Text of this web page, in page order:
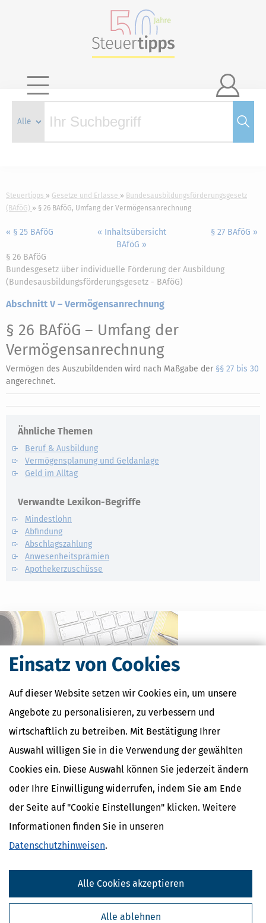
Einsatz von Cookies
Auf dieser Website setzen wir Cookies ein, um unsere
Angebote zu personalisieren, zu verbessern und
wirtschaftlich zu betreiben. Mit Bestätigung Ihrer
Auswahl willigen Sie in die Verwendung der gewählten
Cookies ein. Diese Auswahl können Sie jederzeit ändern
oder Ihre Einwilligung widerrufen, indem Sie am Ende
der Seite auf "Cookie Einstellungen" klicken. Weitere
Informationen finden Sie in unseren
Datenschutzhinweisen.
Alle ablehnen
Alle Cookies akzeptieren

Steuertipps Gesetze und Erlasse
Bundesausbildungsförderungsgesetz
(BAföG)
§ 26 BAföG, Umfang der Vermögensanrechnung
« § 25 BAföG
« Inhaltsübersicht
BAföG »
§ 27 BAföG »
§ 26 BAföG
Bundesgesetz über individuelle Förderung der Ausbildung
(Bundesausbildungsförderungsgesetz - BAföG)
Abschnitt V – Vermögensanrechnung
§ 26 BAföG – Umfang der
Vermögensanrechnung
Vermögen des Auszubildenden wird nach Maßgabe der §§ 27 bis 30
angerechnet.
Ähnliche Themen
Beruf & Ausbildung
Vermögensplanung und Geldanlage
Geld im Alltag
Verwandte Lexikon-Begriffe
Mindestlohn
Abfindung
Abschlagszahlung
Anwesenheitsprämien
Apothekerzuschüsse
Kostenlose Steuertipps & News
Absenden
Steuertipps
Steuertipps Selbstständige
Geldtipps
von Steuertipps abonnieren. Die
Datenschutzhinweisehabe ich gelesen.